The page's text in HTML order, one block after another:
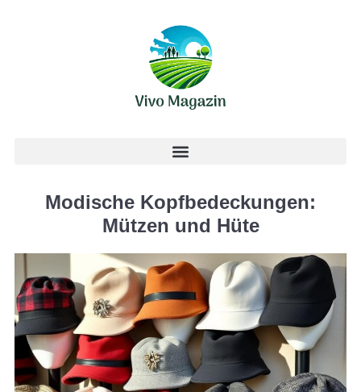
Modische Kopfbedeckungen:
Mützen und Hüte